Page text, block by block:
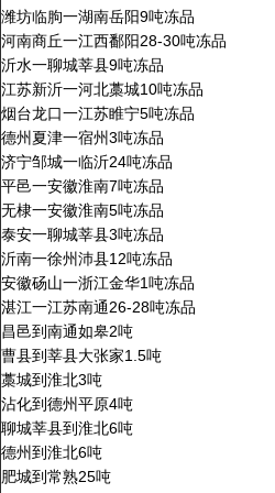
潍坊临朐一湖南岳阳9吨冻品
河南商丘一江西鄱阳28-30吨冻品
沂水一聊城莘县9吨冻品
江苏新沂一河北藁城10吨冻品
烟台龙口一江苏睢宁5吨冻品
德州夏津一宿州3吨冻品
济宁邹城一临沂24吨冻品
平邑一安徽淮南7吨冻品
无棣一安徽淮南5吨冻品
泰安一聊城莘县3吨冻品
沂南一徐州沛县12吨冻品
安徽砀山一浙江金华1吨冻品
湛江一江苏南通26-28吨冻品
昌邑到南通如皋2吨
曹县到莘县大张家1.5吨
藁城到淮北3吨
沾化到德州平原4吨
聊城莘县到淮北6吨
德州到淮北6吨
肥城到常熟25吨